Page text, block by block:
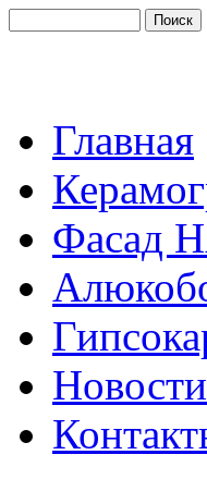
Главная
Фасад
Новости